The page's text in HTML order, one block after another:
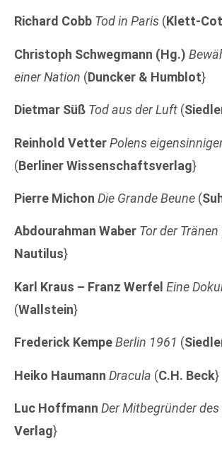
Richard Cobb Tod in Paris (Klett-
Christoph Schwegmann (Hg.)
einer Nation (Duncker & Humblot}
Dietmar Süß Tod aus der Luft (
Reinhold VetterPolens
(Berliner Wissenschaftsverlag}
Pierre Michon Die Grande Beune (
Abdourahman Waber Tor der Tränen
Nautilus}
Karl Kraus – Franz Werfel Eine
(Wallstein}
Frederick KempeBerlin 1961 (
Heiko Haumann Dracula (C.H. Beck}
Luc Hoffmann Der Mitbegründer des
Verlag}